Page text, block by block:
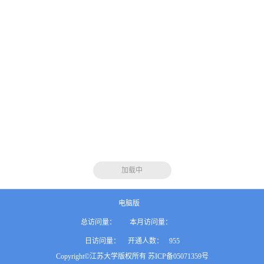
加载中
电脑版
总访问量： 本月访问量：
日访问量： 开通人数：
955
Copyright©江苏大学版权所有 苏ICP备05071359号